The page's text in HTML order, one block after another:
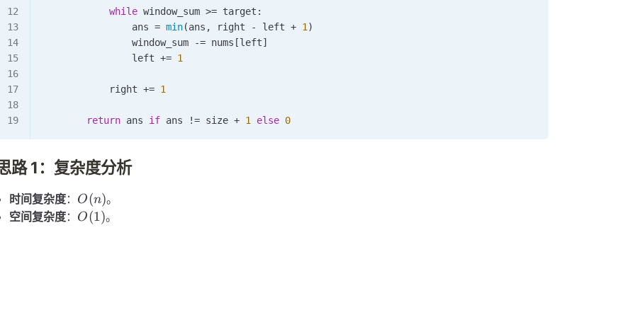
            while
window_sum >= target:
                ans
= min(ans, right - left + 1)
                window_sum
-= nums[left]
                left
+= 1
            right
+= 1
        return
ans if ans != size + 1 else 0
路 1：复杂度分析
时间复杂度： O(n)
O(n)。
空间复杂度： O(1)
O(1)。